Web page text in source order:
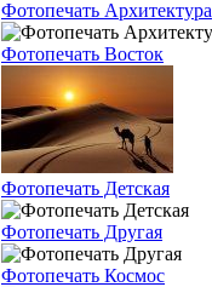
Фотопечать Архитектура
Фотопечать Восток
Фотопечать Детская
Фотопечать Другая
Фотопечать Космос